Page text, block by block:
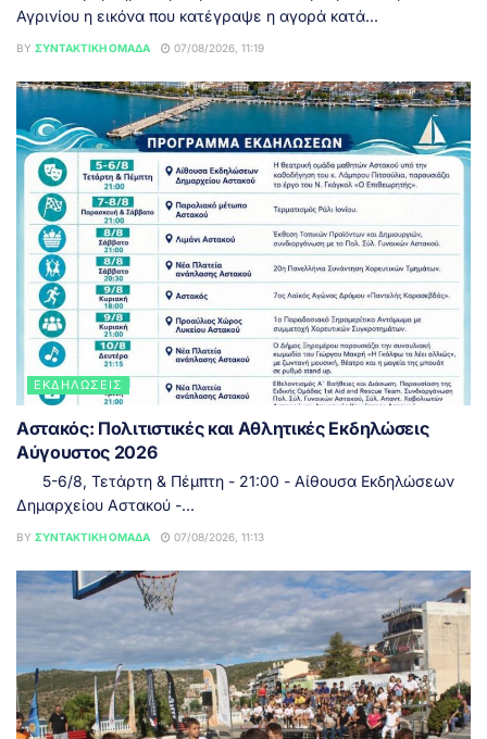
Αγρινίου η εικόνα που κατέγραψε η αγορά κατά...
BY ΣΥΝΤΑΚΤΙΚΉ ΟΜΆΔΑ 07/08/2026, 11:19
ΕΚΔΗΛΏΣΕΙΣ
Αστακός: Πολιτιστικές και Αθλητικές Εκδηλώσεις
Αύγουστος 2026
5-6/8, Τετάρτη & Πέμπτη - 21:00 - Αίθουσα Εκδηλώσεων
Δημαρχείου Αστακού -...
BY ΣΥΝΤΑΚΤΙΚΉ ΟΜΆΔΑ 07/08/2026, 11:13